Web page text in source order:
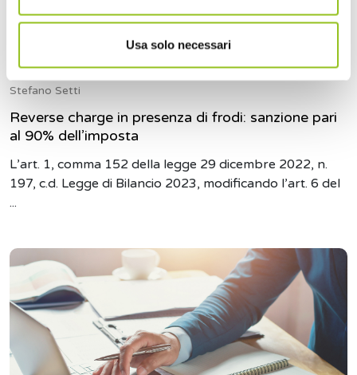
Usa solo necessari
Stefano Setti
Reverse charge in presenza di frodi: sanzione pari
al 90% dell’imposta
L’art. 1, comma 152 della legge 29 dicembre 2022, n.
197, c.d. Legge di Bilancio 2023, modificando l’art. 6 del
...